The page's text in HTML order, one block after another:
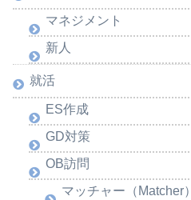
マネジメント
新人
就活
ES作成
GD対策
OB訪問
マッチャー（Matcher）